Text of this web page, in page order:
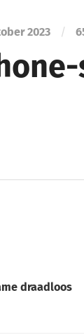
2023 /
draadloos